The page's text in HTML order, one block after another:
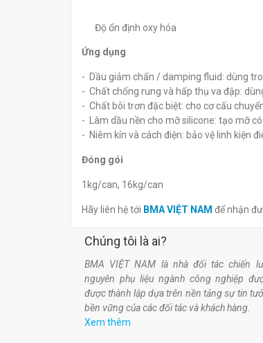
Độ ổn định oxy hóa
Ứng dụng
- Dầu giảm chấn / damping fluid: dùng
- Chất chống rung và hấp thụ va đập:
- Chất bôi trơn đặc biệt: cho cơ cấu
- Làm dầu nền cho mỡ silicone: tạo mỡ
- Niêm kín và cách điện: bảo vệ linh kiện
Đóng gói
1kg/can, 16kg/can
Hãy liên hệ tới BMA VIỆT NAM để nhận
Chúng tôi là ai?
BMA VIỆT NAM là nhà đối tác chiến
nguyên phụ liệu ngành công nghiệp
được thành lập dựa trên nền tảng sự tin
bền vững của các đối tác và khách hàng.
Xem thêm